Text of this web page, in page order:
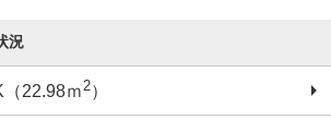
況
22.98ｍ2）